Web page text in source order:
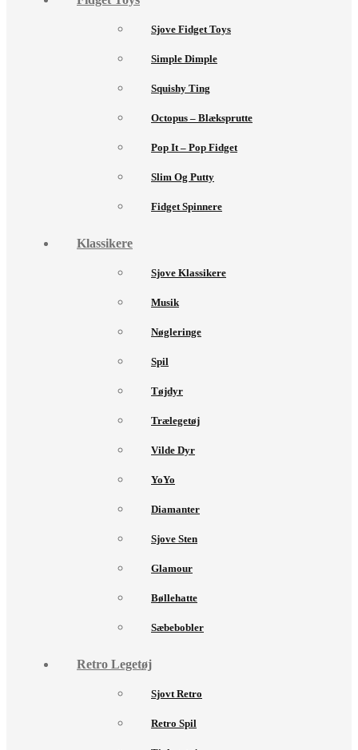
Sjove Fidget Toys
Simple Dimple
Squishy Ting
Octopus – Blæksprutte
Pop It – Pop Fidget
Slim Og Putty
Fidget Spinnere
Klassikere
Sjove Klassikere
Musik
Nøgleringe
Spil
Tøjdyr
Trælegetøj
Vilde Dyr
YoYo
Diamanter
Sjove Sten
Glamour
Bøllehatte
Sæbebobler
Retro Legetøj
Sjovt Retro
Retro Spil